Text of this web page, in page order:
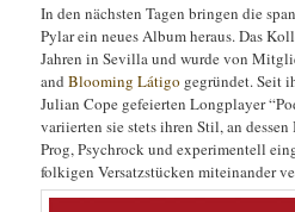
In den nächsten Tagen bringen die
Pylar ein neues Album heraus. Das
Jahren in Sevilla und wurde von
andBlooming Látigo gegründet. Seit
Julian Cope gefeierten Longplayer
variierten sie stets ihren Stil, an
Prog, Psychrock und experimentell
folkigen Versatzstücken miteinander